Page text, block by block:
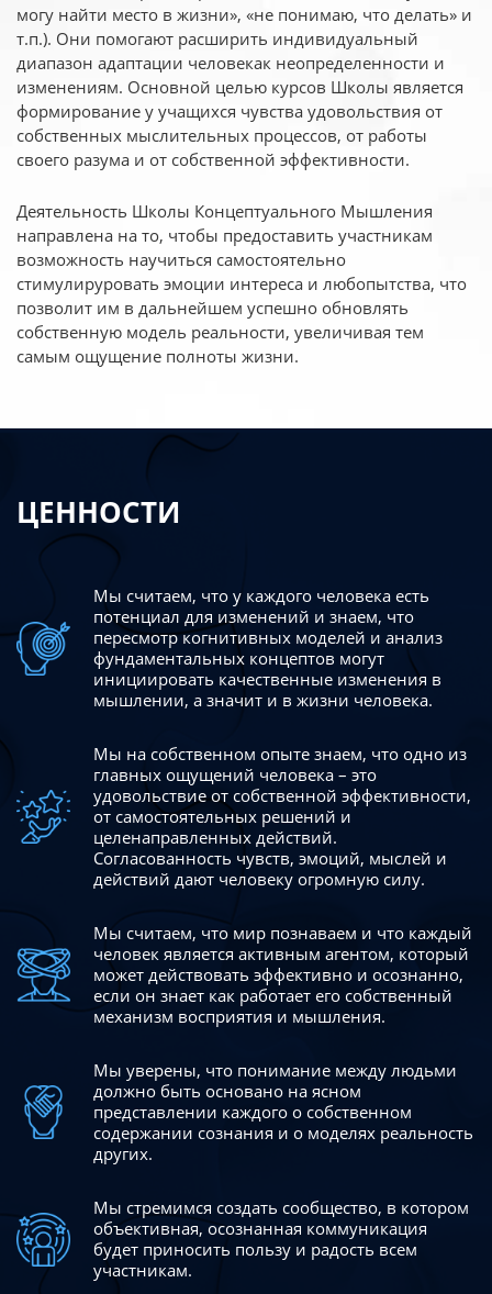
могу найти место в жизни», «не понимаю, что делать» и
т.п.). Они помогают расширить индивидуальный
диапазон адаптации человекак неопределенности и
изменениям. Основной целью курсов Школы является
формирование у учащихся чувства удовольствия от
собственных мыслительных процессов, от работы
своего разума и от собственной эффективности.
Деятельность Школы Концептуального Мышления
направлена на то, чтобы предоставить участникам
возможность научиться самостоятельно
стимулируровать эмоции интереса и любопытства, что
позволит им в дальнейшем успешно обновлять
собственную модель реальности, увеличивая тем
самым ощущение полноты жизни.
ЦЕННОСТИ
Мы считаем, что у каждого человека есть
потенциал для изменений и знаем, что
пересмотр когнитивных моделей и анализ
фундаментальных концептов могут
инициировать качественные изменения в
мышлении, а значит и в жизни человека.
Мы на собственном опыте знаем, что одно из
главных ощущений человека – это
удовольствие от собственной эффективности,
от самостоятельных решений и
целенаправленных действий.
Согласованность чувств, эмоций, мыслей и
действий дают человеку огромную силу.
Мы считаем, что мир познаваем и что каждый
человек является активным агентом, который
может действовать эффективно и осознанно,
если он знает как работает его собственный
механизм восприятия и мышления.
Мы уверены, что понимание между людьми
должно быть основано на ясном
представлении каждого о собственном
содержании сознания и о моделях реальность
других.
Мы стремимся создать сообщество, в котором
объективная, осознанная коммуникация
будет приносить пользу и радость всем
участникам.